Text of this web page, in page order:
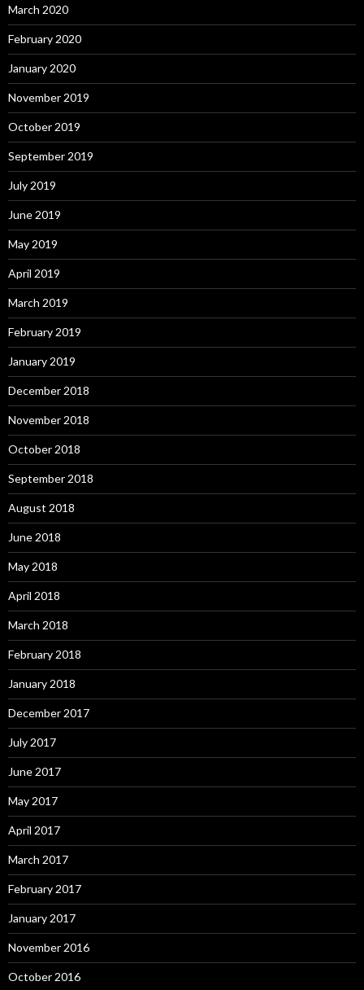
March 2020
February 2020
January 2020
November 2019
October 2019
September 2019
July 2019
June 2019
May 2019
April 2019
March 2019
February 2019
January 2019
December 2018
November 2018
October 2018
September 2018
August 2018
June 2018
May 2018
April 2018
March 2018
February 2018
January 2018
December 2017
July 2017
June 2017
May 2017
April 2017
March 2017
February 2017
January 2017
November 2016
October 2016